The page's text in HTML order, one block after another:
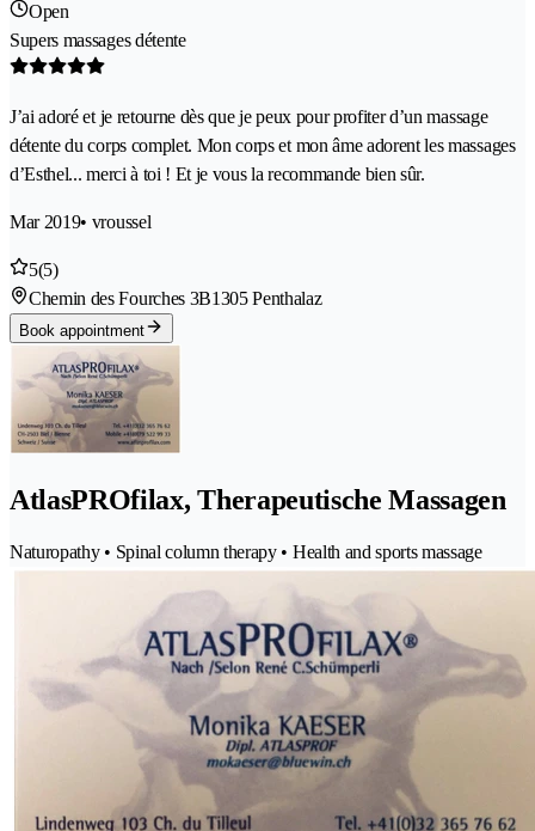
Open
Supers massages détente
J’ai adoré et je retourne dès que je peux pour profiter d’un massage
détente du corps complet. Mon corps et mon âme adorent les massages
d’Esthel... merci à toi ! Et je vous la recommande bien sûr.
Mar 2019• vroussel
5(5)
Chemin des Fourches 3B1305 Penthalaz
Book appointment
AtlasPROfilax, Therapeutische Massagen
Naturopathy • Spinal column therapy • Health and sports massage